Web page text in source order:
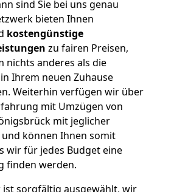
sind Sie bei uns genau
bieten Ihnen
kostengünstige
zu fairen Preisen,
nichts anderes als die
Ihrem neuen Zuhause
Weiterhin verfügen wir über
mit Umzügen von
mit jeglicher
können Ihnen somit
wir für jedes Budget eine
finden werden.
ist sorgfältig ausgewählt, wir